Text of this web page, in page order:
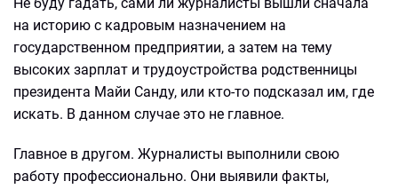
на историю с кадровым назначением на
государственном предприятии, а затем на тему
высоких зарплат и трудоустройства родственницы
президента Майи Санду, или кто-то подсказал им, где
искать. В данном случае это не главное.
Главное в другом. Журналисты выполнили свою
работу профессионально. Они выявили факты,